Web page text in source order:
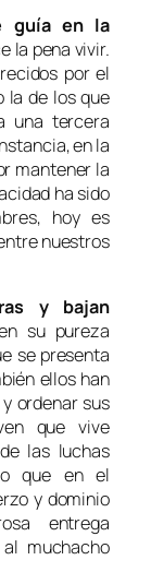
guía en la
la pena vivir.
por el
la de los que
una tercera
en la
mantener la
ha sido
hoy es
nuestros
y bajan
su pureza
se presenta
ellos han
ordenar sus
que vive
las luchas
que en el
y dominio
entrega
muchacho